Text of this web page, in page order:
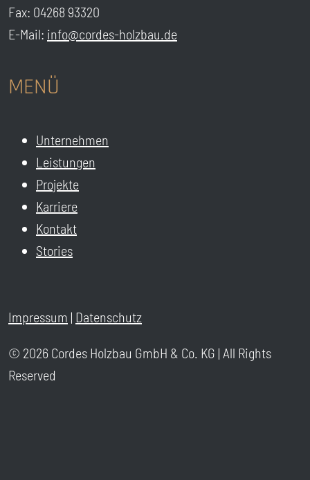
Fax: 04268 93320
E-Mail: info@cordes-holzbau.de
MENÜ
Unternehmen
Leistungen
Projekte
Karriere
Kontakt
Stories
Impressum | Datenschutz
© 2026 Cordes Holzbau GmbH & Co. KG | All Rights
Reserved